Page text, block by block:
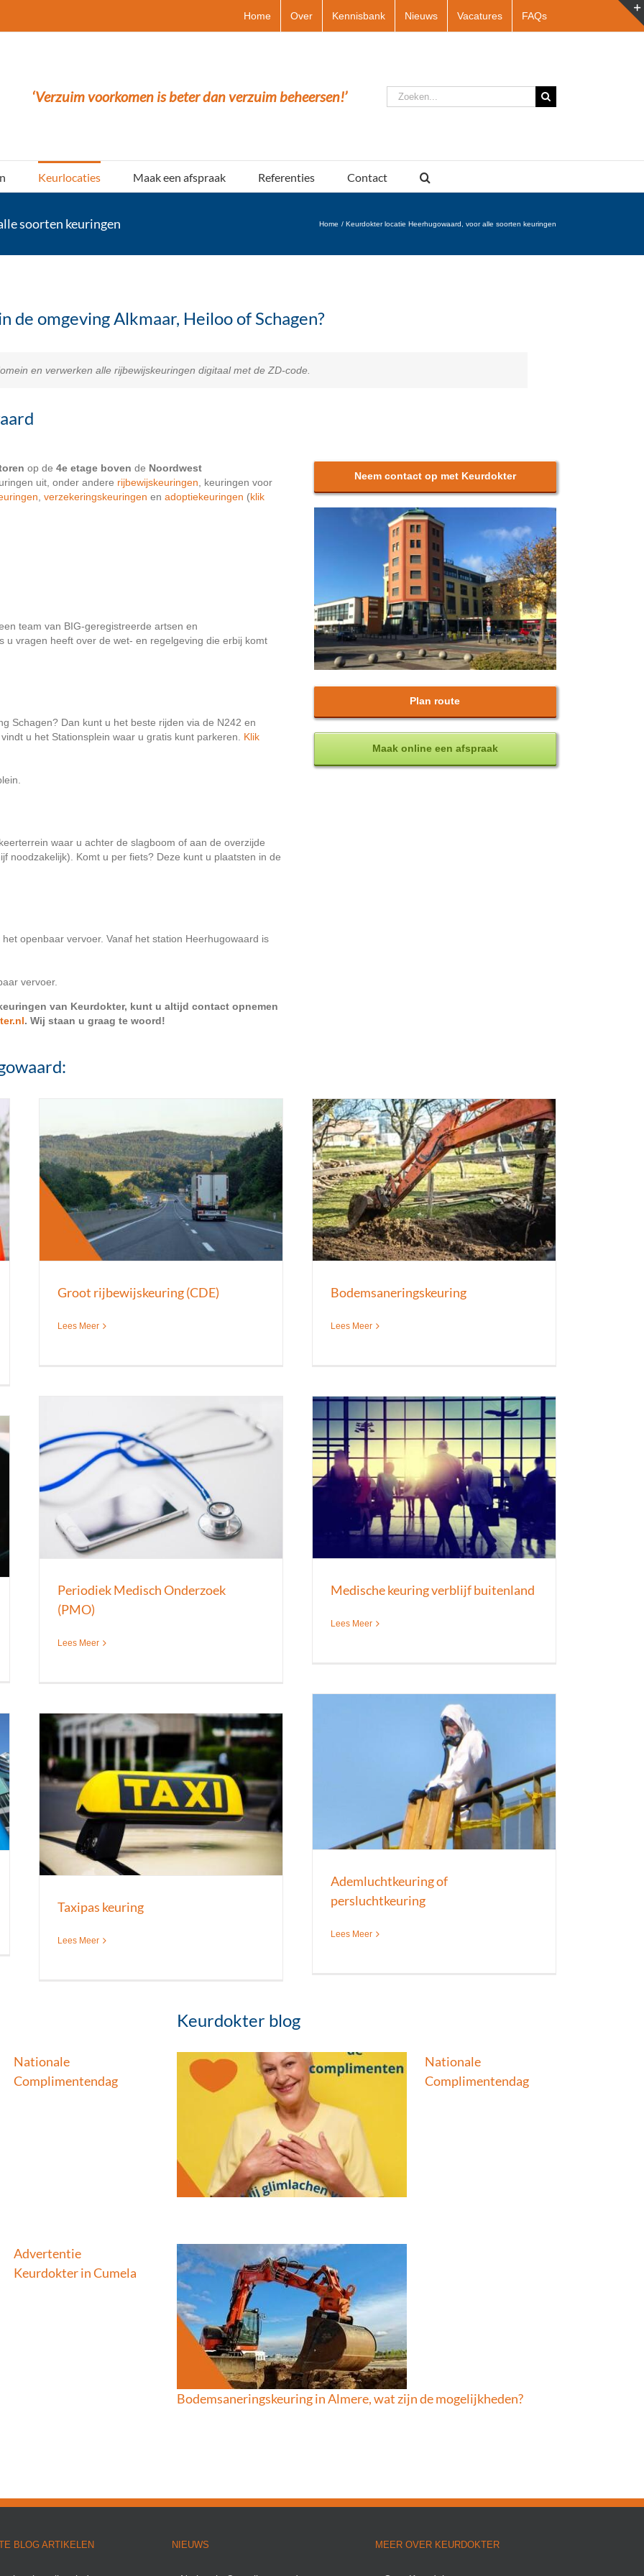
Home Over Kennisbank Nieuws Vacatures FAQs
‘Verzuim voorkomen is beter dan verzuim beheersen!’
Zoeken
naar:
Keurlocaties Maak een afspraak Referenties Contact
soorten keuringen Home Keurdokter locatie Heerhugowaard, voor alle soorten keuringen
de omgeving Alkmaar, Heiloo of Schagen?
en verwerken alle rijbewijskeuringen digitaal met de ZD-code.
op de 4e etage boven de Noordwest
uit, onder andere rijbewijskeuringen, keuringen voor
, verzekeringskeuringen en adoptiekeuringen (klik
team van BIG-geregistreerde artsen en
u vragen heeft over de wet- en regelgeving die erbij komt
Schagen? Dan kunt u het beste rijden via de N242 en
u het Stationsplein waar u gratis kunt parkeren. Klik
waar u achter de slagboom of aan de overzijde
noodzakelijk). Komt u per fiets? Deze kunt u plaatsten in de
openbaar vervoer. Vanaf het station Heerhugowaard is
vervoer.
van Keurdokter, kunt u altijd contact opnemen
. Wij staan u graag te woord!
Neem contact op met Keurdokter
Plan route
Maak online een afspraak
Groot rijbewijskeuring (CDE)
Lees Meer
Bodemsaneringskeuring
CROW 400 Bodemsaneringskeuring A, B en C
Keuringen Nieuws
Bodemsaneringskeuring
Lees Meer
Periodiek Medisch Onderzoek
(PMO)
Lees Meer
Medische keuring verblijf buitenland
Buitenland Keuringen Keuringen
Medische keuring verblijf buitenland
Lees Meer
Ademluchtkeuring of persluchtkeuring
Keuringen Nieuws
Ademluchtkeuring of
persluchtkeuring
Lees Meer
Taxipas keuring
Lees Meer
Nationale
Complimentendag
Advertentie
Keurdokter in Cumela
Keurdokter blog
Nationale
Complimentendag
in Almere, wat zijn de
Bodemsaneringskeuring A, B en C
Bodemsaneringskeuring in Almere, wat zijn de mogelijkheden?
BLOG ARTIKELEN NIEUWS MEER OVER KEURDOKTER